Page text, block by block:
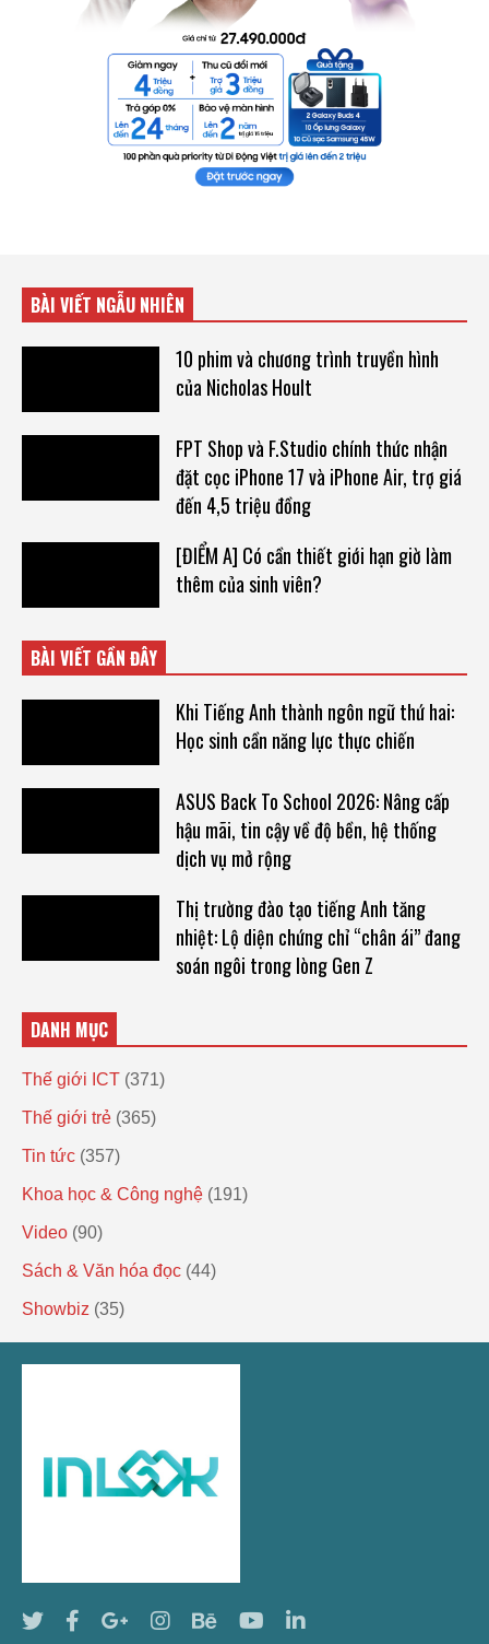
BÀI VIẾT NGẪU NHIÊN
10 phim và chương trình truyền hình
của Nicholas Hoult
FPT Shop và F.Studio chính thức nhận
đặt cọc iPhone 17 và iPhone Air, trợ giá
đến 4,5 triệu đồng
[ĐIỂM A] Có cần thiết giới hạn giờ làm
thêm của sinh viên?
BÀI VIẾT GẦN ĐÂY
Khi Tiếng Anh thành ngôn ngữ thứ hai:
Học sinh cần năng lực thực chiến
ASUS Back To School 2026: Nâng cấp
hậu mãi, tin cậy về độ bền, hệ thống
dịch vụ mở rộng
Thị trường đào tạo tiếng Anh tăng
nhiệt: Lộ diện chứng chỉ “chân ái” đang
soán ngôi trong lòng Gen Z
DANH MỤC
Thế giới ICT (371)
Thế giới trẻ (365)
Tin tức (357)
Khoa học & Công nghệ (191)
Video (90)
Sách & Văn hóa đọc (44)
Showbiz (35)